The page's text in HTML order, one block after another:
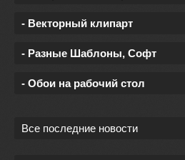
- Векторный клипарт
- Разные Шаблоны, Софт
- Обои на рабочий стол
Все последние новости